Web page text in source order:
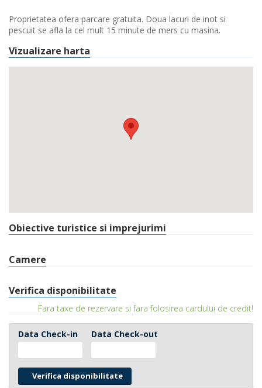
Proprietatea ofera parcare gratuita. Doua lacuri de inot si
pescuit se afla la cel mult 15 minute de mers cu masina.
Vizualizare harta
Obiective turistice si imprejurimi
Camere
Verifica disponibilitate
Fara taxe de rezervare si fara folosirea cardului de credit!
Data Check-in Data Check-out